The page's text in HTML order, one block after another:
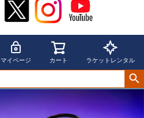
マイページ カート ラケットレンタル